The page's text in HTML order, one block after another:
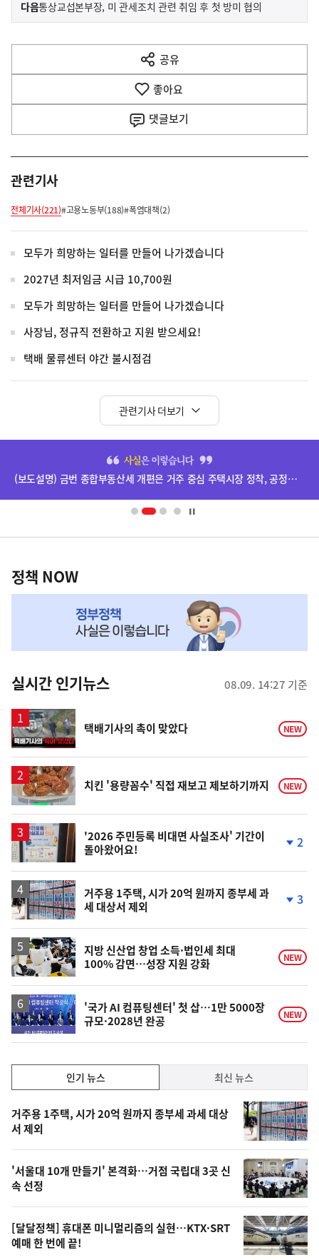
전
다
음
다음기
사
통상교섭본부장, 미 관세조치 관련 취임 후 첫 방미 협의
공유
열
기
좋아요
댓글보기
관련기사
전체기사(221)#고용노동부(188)#폭염대책(2)
모두가 희망하는 일터를 만들어 나가겠습니다
2027년 최저임금 시급 10,700원
모두가 희망하는 일터를 만들어 나가겠습니다
사장님, 정규직 전환하고 지원 받으세요!
택배 물류센터 야간 불시점검
관련기사 더보기
배
영
(보도설명) 금번 종합부동산세 개편은 거주 중심 주택시장 정착, 공정과세 및 과세형평 제고를 위한 것입니다.
책
NOW,
뉴
스
정책 NOW
실시간 인기뉴스 08.09. 14:27 기준
영
상
택배기사의 촉이 맞았다 NEW
치킨 '용량꼼수' 직접 재보고 제보하기까지 NEW
'2026 주민등록 비대면 사실조사' 기간이
돌아왔어요!
2
거주용 1주택, 시가 20억 원까지 종부세 과
세 대상서 제외
락
3
지방 신산업 창업 소득·법인세 최대
100% 감면…성장 지원 강화
NEW
'국가 AI 컴퓨팅센터' 첫 삽…1만 5000장
규모·2028년 완공
NEW
기,
최
신,
오
늘
의
영
상
인기 뉴스 최신 뉴스
기
뉴
스
거주용 1주택, 시가 20억 원까지 종부세 과세 대상
서 제외
'서울대 10개 만들기' 본격화…거점 국립대 3곳 신
속 선정
[달달정책] 휴대폰 미니멀리즘의 실현…KTX·SRT
예매 한 번에 끝!